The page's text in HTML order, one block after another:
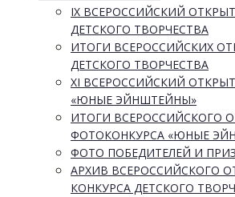
IX ВСЕРОССИЙСКИЙ
ДЕТСКОГО ТВОРЧЕСТВА
ИТОГИ ВСЕРОССИЙСКИХ
ДЕТСКОГО ТВОРЧЕСТВА
XI ВСЕРОССИЙСКИЙ
«ЮНЫЕ ЭЙНШТЕЙНЫ»
ИТОГИ ВСЕРОССИЙСКОГО
ФОТОКОНКУРСА «ЮНЫЕ
ФОТО ПОБЕДИТЕЛЕЙ И
АРХИВ ВСЕРОССИЙСКОГО
КОНКУРСА ДЕТСКОГО